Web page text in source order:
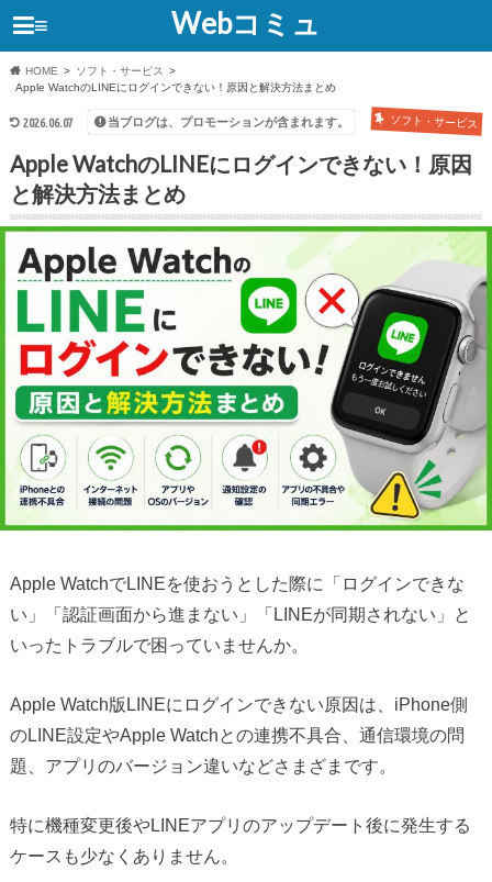
Webコミュ
≡
HOME
ソフト・サービス
Apple WatchのLINEにログインできない！原因と解決方法まとめ
2026.06.07 ソフト・サービス
当ブログは、プロモーションが含まれます。
Apple WatchのLINEにログインできない！原因
と解決方法まとめ
Apple WatchでLINEを使おうとした際に「ログインできな
い」「認証画面から進まない」「LINEが同期されない」と
いったトラブルで困っていませんか。
Apple Watch版LINEにログインできない原因は、iPhone側
のLINE設定やApple Watchとの連携不具合、通信環境の問
題、アプリのバージョン違いなどさまざまです。
特に機種変更後やLINEアプリのアップデート後に発生する
ケースも少なくありません。